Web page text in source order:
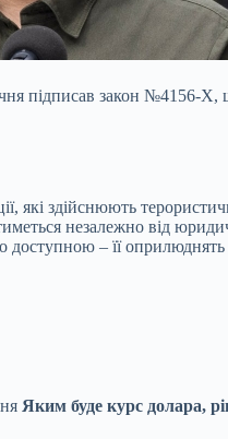
підписав закон №4156-Х,
які здійснюють
незалежно від
доступною – її
Яким буде курс долара,